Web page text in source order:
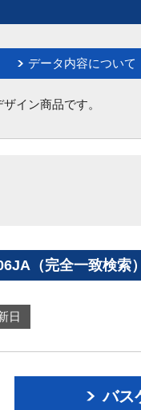
データ内容について
イン商品です。
（完全一致検索
日
バス